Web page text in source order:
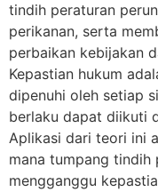
tindih peraturan
perikanan, serta
perbaikan kebijakan
Kepastian hukum
dipenuhi oleh setiap
berlaku dapat diikuti
Aplikasi dari teori ini
mana tumpang
mengganggu